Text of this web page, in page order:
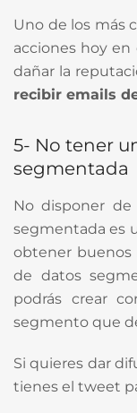
Uno de los más
acciones hoy en
dañar la
recibir emails
5- No tener
segmentada
No disponer
segmentada es
obtener buenos
de datos
podrás crear
segmento que
Si quieres dar
tienes el tweet